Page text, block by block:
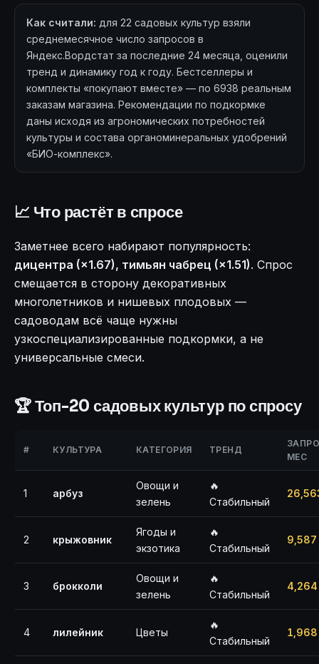
Как считали: для 22 садовых культур взяли
среднемесячное число запросов в
Яндекс.Вордстат за последние 24 месяца, оценили
тренд и динамику год к году. Бестселлеры и
комплекты «покупают вместе» — по 6938 реальным
заказам магазина. Рекомендации по подкормке
даны исходя из агрономических потребностей
культуры и состава органоминеральных удобрений
«БИО-комплекс».
📈 Что растёт в спросе
Заметнее всего набирают популярность:
дицентра (×1.67), тимьян чабрец (×1.51). Спрос
смещается в сторону декоративных
многолетников и нишевых плодовых —
садоводам всё чаще нужны
узкоспециализированные подкормки, а не
универсальные смеси.
🏆 Топ-20 садовых культур по спросу
# КУЛЬТУРА КАТЕГОРИЯ ТРЕНД
МЕС
1 арбуз
Овощи и
зелень
🔥
Стабильный
2 крыжовник
Ягоды и
экзотика
🔥
Стабильный
9,587
3 брокколи
Овощи и
зелень
🔥
Стабильный
4,264
4 лилейник Цветы
🔥
Стабильный
1,968